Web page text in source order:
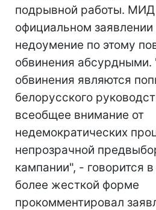
подрывной работы. МИД
официальном
недоумение по этому
обвинения абсурдными.
обвинения являются
белорусского
всеобщее внимание от
недемократических
непрозрачной
кампании", - говорится
более жесткой форме
прокомментировал